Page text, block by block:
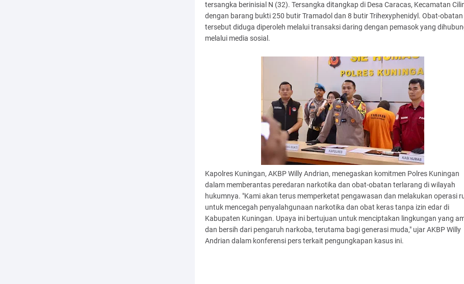
tersangka berinisial N (32). Tersangka ditangkap di Desa Caracas, Kecamatan
dengan barang bukti 250 butir Tramadol dan 8 butir Trihexyphenidyl. Obat-obatan
tersebut diduga diperoleh melalui transaksi daring dengan pemasok yang
melalui media sosial.
Kapolres Kuningan, AKBP Willy Andrian, menegaskan komitmen Polres Kuningan
dalam memberantas peredaran narkotika dan obat-obatan terlarang di wilayah
hukumnya. "Kami akan terus memperketat pengawasan dan melakukan operasi
untuk mencegah penyalahgunaan narkotika dan obat keras tanpa izin edar di
Kabupaten Kuningan. Upaya ini bertujuan untuk menciptakan lingkungan yang
dan bersih dari pengaruh narkoba, terutama bagi generasi muda," ujar AKBP Willy
Andrian dalam konferensi pers terkait pengungkapan kasus ini.